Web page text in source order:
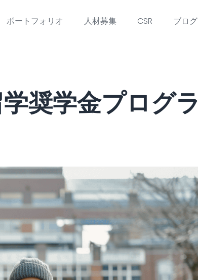
ポートフォリオ 人材募集 CSR ブログ
奨学金プログラ